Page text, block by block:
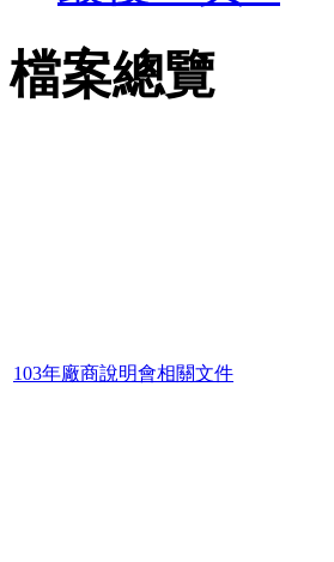
檔案總覽
103年廠商說明會相關文件